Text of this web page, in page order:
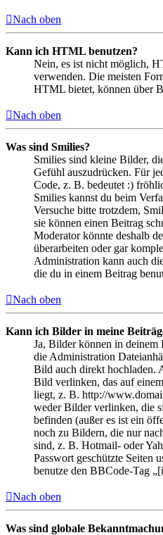
Nach oben
Kann ich HTML benutzen?
Nein, es ist nicht möglich,
verwenden. Die meisten
HTML bietet, können über
Nach oben
Was sind Smilies?
Smilies sind kleine Bilder,
Gefühl auszudrücken. Für
Code, z. B. bedeutet :)
Smilies kannst du beim
Versuche bitte trotzdem,
sie können einen Beitrag
Moderator könnte deshalb
überarbeiten oder gar
Administration kann auch
die du in einem Beitrag
Nach oben
Kann ich Bilder in meine
Ja, Bilder können in deinem
die Administration
Bild auch direkt hochladen.
Bild verlinken, das auf
liegt, z. B. http://
weder Bilder verlinken, die
befinden (außer es ist ein
noch zu Bildern, die nur
sind, z. B. Hotmail- oder
Passwort geschützte Seiten
benutze den BBCode-Tag
Nach oben
Was sind globale